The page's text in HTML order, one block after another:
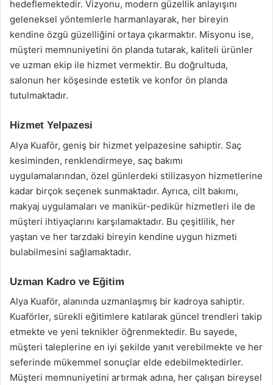
hedeflemektedir. Vizyonu, modern güzellik anlayışını
geleneksel yöntemlerle harmanlayarak, her bireyin
kendine özgü güzelliğini ortaya çıkarmaktır. Misyonu ise,
müşteri memnuniyetini ön planda tutarak, kaliteli ürünler
ve uzman ekip ile hizmet vermektir. Bu doğrultuda,
salonun her köşesinde estetik ve konfor ön planda
tutulmaktadır.
Hizmet Yelpazesi
Alya Kuaför, geniş bir hizmet yelpazesine sahiptir. Saç
kesiminden, renklendirmeye, saç bakımı
uygulamalarından, özel günlerdeki stilizasyon hizmetlerine
kadar birçok seçenek sunmaktadır. Ayrıca, cilt bakımı,
makyaj uygulamaları ve manikür-pedikür hizmetleri ile de
müşteri ihtiyaçlarını karşılamaktadır. Bu çeşitlilik, her
yaştan ve her tarzdaki bireyin kendine uygun hizmeti
bulabilmesini sağlamaktadır.
Uzman Kadro ve Eğitim
Alya Kuaför, alanında uzmanlaşmış bir kadroya sahiptir.
Kuaförler, sürekli eğitimlere katılarak güncel trendleri takip
etmekte ve yeni teknikler öğrenmektedir. Bu sayede,
müşteri taleplerine en iyi şekilde yanıt verebilmekte ve her
seferinde mükemmel sonuçlar elde edebilmektedirler.
Müşteri memnuniyetini artırmak adına, her çalışan bireysel